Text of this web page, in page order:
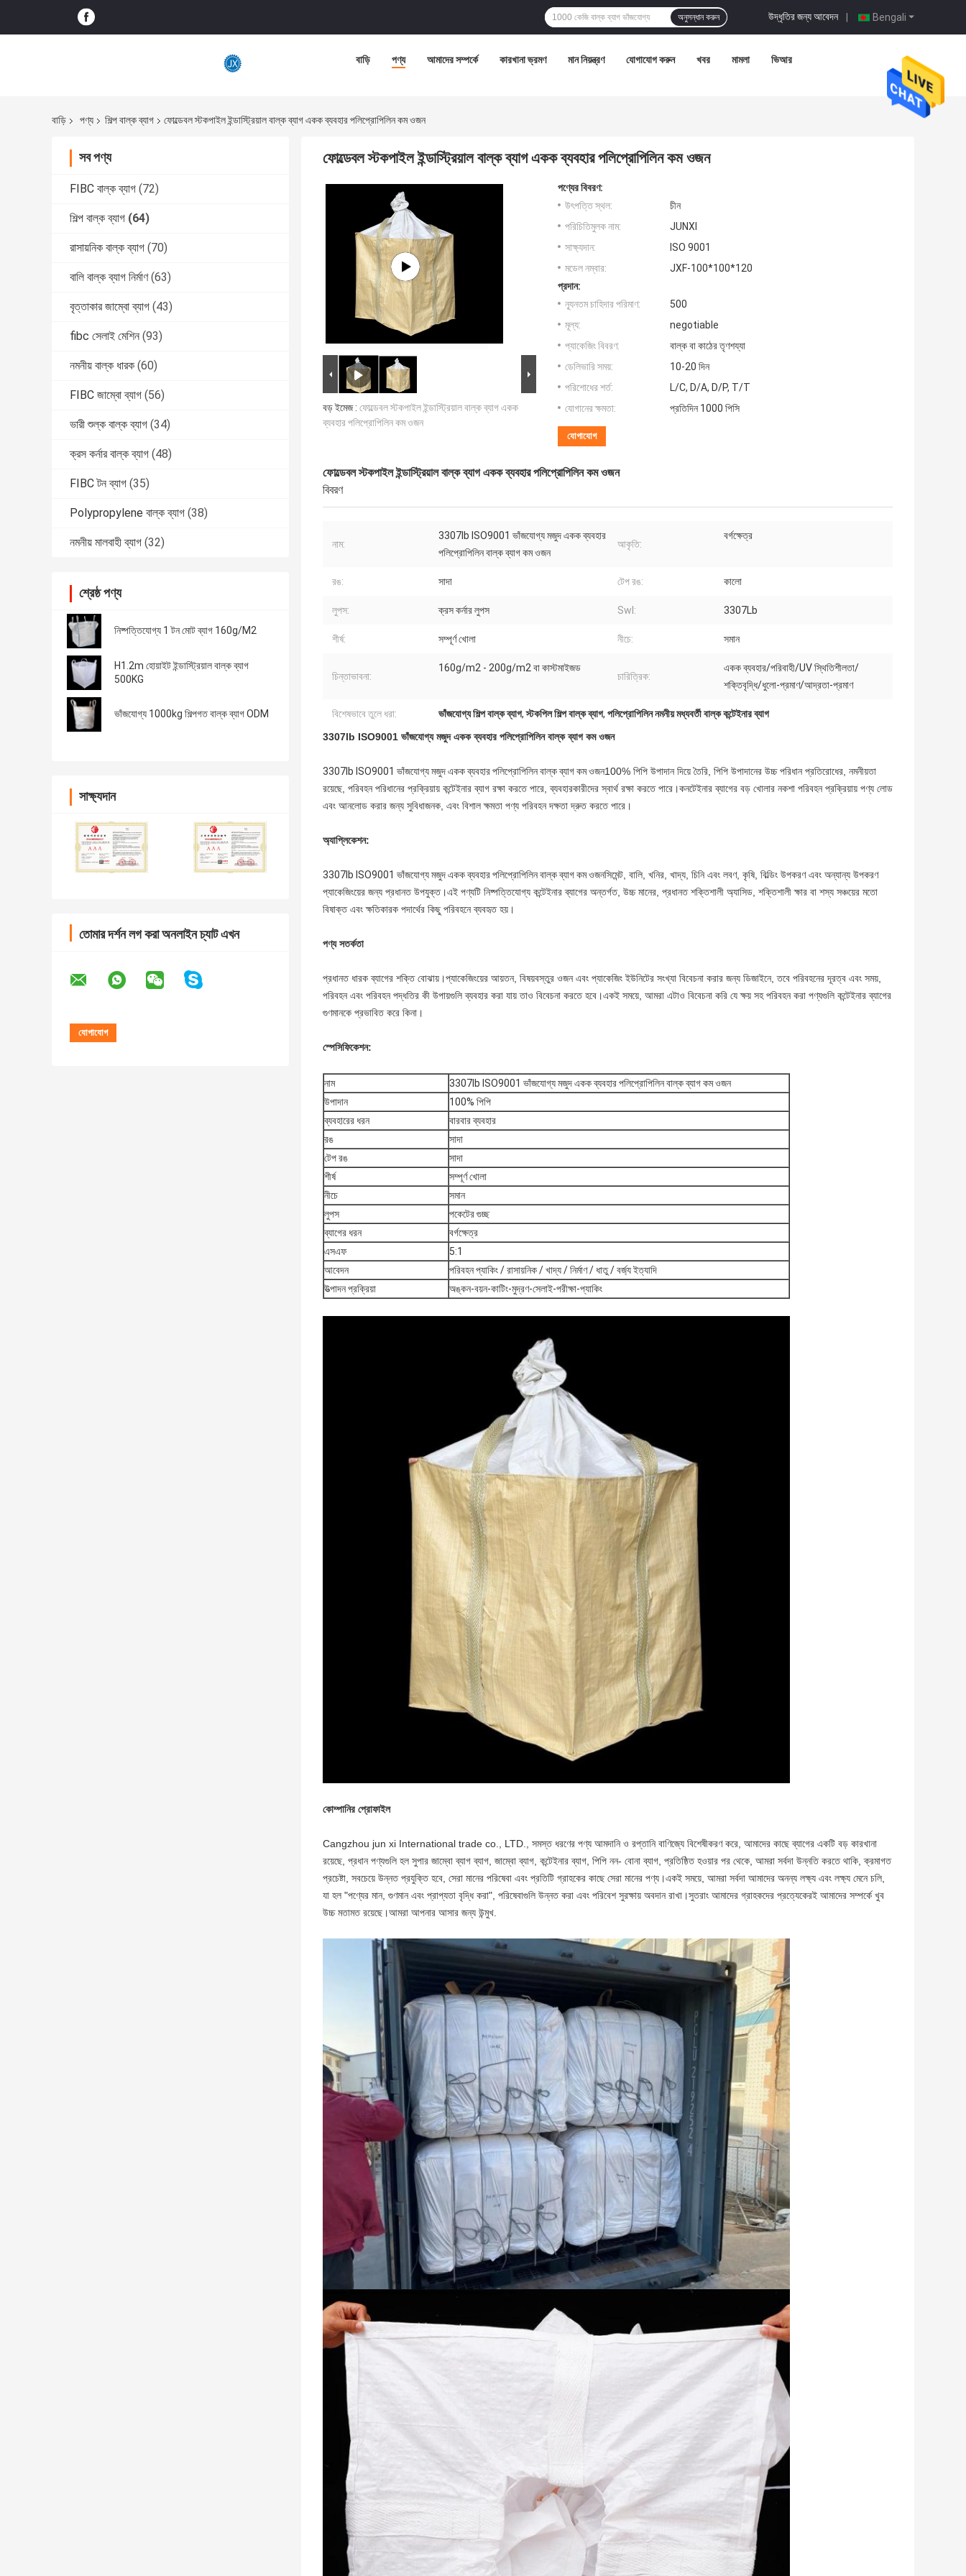
Bengali
উদ্ধৃতির জন্য আবেদন |
অনুসন্ধান করুন
বাড়ি পণ্য আমাদের সম্পর্কে কারখানা ভ্রমণ মান নিয়ন্ত্রণ যোগাযোগ করুন খবর মামলা ভিআর
বাড়ি পণ্য শিল্প বাল্ক ব্যাগ ফোল্ডেবল স্টকপাইল ইন্ডাস্ট্রিয়াল বাল্ক ব্যাগ একক ব্যবহার পলিপ্রোপিলিন কম ওজন
সব পণ্য
FIBC বাল্ক ব্যাগ (72)
শিল্প বাল্ক ব্যাগ (64)
রাসায়নিক বাল্ক ব্যাগ (70)
বালি বাল্ক ব্যাগ নির্মাণ (63)
বৃত্তাকার জাম্বো ব্যাগ (43)
fibc সেলাই মেশিন (93)
নমনীয় বাল্ক ধারক (60)
FIBC জাম্বো ব্যাগ (56)
ভারী শুল্ক বাল্ক ব্যাগ (34)
ক্রস কর্নার বাল্ক ব্যাগ (48)
FIBC টন ব্যাগ (35)
Polypropylene বাল্ক ব্যাগ (38)
নমনীয় মালবাহী ব্যাগ (32)
শ্রেষ্ঠ পণ্য
নিষ্পত্তিযোগ্য 1 টন মোট ব্যাগ 160g/M2
H1.2m হোয়াইট ইন্ডাস্ট্রিয়াল বাল্ক ব্যাগ
500KG
ভাঁজযোগ্য 1000kg শিল্পগত বাল্ক ব্যাগ ODM
সাক্ষ্যদান
তোমার দর্শন লগ করা অনলাইন চ্যাট এখন
ফোল্ডেবল স্টকপাইল ইন্ডাস্ট্রিয়াল বাল্ক ব্যাগ একক ব্যবহার পলিপ্রোপিলিন কম ওজন
বড় ইমেজ : ফোল্ডেবল স্টকপাইল ইন্ডাস্ট্রিয়াল বাল্ক ব্যাগ একক
ব্যবহার পলিপ্রোপিলিন কম ওজন
পণ্যের বিবরণ:
উৎপত্তি স্থল:
চীন
পরিচিতিমুলক নাম:
JUNXI
সাক্ষ্যদান:
ISO 9001
মডেল নম্বার:
JXF-100*100*120
প্রদান:
ন্যূনতম চাহিদার পরিমাণ:
500
মূল্য:
negotiable
প্যাকেজিং বিবরণ:
বাল্ক বা কাঠের তৃণশয্যা
ডেলিভারি সময়:
10-20 দিন
পরিশোধের শর্ত:
L/C, D/A, D/P, T/T
যোগানের ক্ষমতা:
প্রতিদিন 1000 পিসি
যোগাযোগ
ফোল্ডেবল স্টকপাইল ইন্ডাস্ট্রিয়াল বাল্ক ব্যাগ একক ব্যবহার পলিপ্রোপিলিন কম ওজন
বিবরণ
নাম:
3307lb ISO9001 ভাঁজযোগ্য মজুদ একক ব্যবহার
পলিপ্রোপিলিন বাল্ক ব্যাগ কম ওজন
আকৃতি:
বর্গক্ষেত্র
রঙ: সাদা টেপ রঙ: কালো
লুপস: ক্রস কর্নার লুপস Swl: 3307Lb
শীর্ষ: সম্পূর্ণ খোলা নীচে: সমান
চিন্তাভাবনা:
160g/m2 - 200g/m2 বা কাস্টমাইজড
চারিত্রিক:
একক ব্যবহার/পরিবাহী/UV স্থিতিশীলতা/
শক্তিবৃদ্ধি/ধুলো-প্রমাণ/আদ্রতা-প্রমাণ
বিশেষভাবে তুলে ধরা: ভাঁজযোগ্য শিল্প বাল্ক ব্যাগ,স্টকপিল শিল্প বাল্ক ব্যাগ, পলিপ্রোপিলিন নমনীয় মধ্যবর্তী বাল্ক কন্টেইনার ব্যাগ
3307lb ISO9001 ভাঁজযোগ্য মজুদ একক ব্যবহার পলিপ্রোপিলিন বাল্ক ব্যাগ কম ওজন
3307lb ISO9001 ভাঁজযোগ্য মজুদ একক ব্যবহার পলিপ্রোপিলিন বাল্ক ব্যাগ কম ওজন100% পিপি উপাদান দিয়ে তৈরি, পিপি উপাদানের উচ্চ পরিধান প্রতিরোধের, নমনীয়তা
রয়েছে, পরিবহন পরিধানের প্রক্রিয়ায় কন্টেইনার ব্যাগ রক্ষা করতে পারে, ব্যবহারকারীদের স্বার্থ রক্ষা করতে পারে।কনটেইনার ব্যাগের বড় খোলার নকশা পরিবহন প্রক্রিয়ায় পণ্য লোড
এবং আনলোড করার জন্য সুবিধাজনক, এবং বিশাল ক্ষমতা পণ্য পরিবহন দক্ষতা দ্রুত করতে পারে।
অ্যাপ্লিকেশন:
3307lb ISO9001 ভাঁজযোগ্য মজুদ একক ব্যবহার পলিপ্রোপিলিন বাল্ক ব্যাগ কম ওজনসিমেন্ট, বালি, খনির, খাদ্য, চিনি এবং লবণ, কৃষি, বিল্ডিং উপকরণ এবং অন্যান্য উপকরণ
প্যাকেজিংয়ের জন্য প্রধানত উপযুক্ত।এই পণ্যটি নিষ্পত্তিযোগ্য কন্টেইনার ব্যাগের অন্তর্গত, উচ্চ মানের, প্রধানত শক্তিশালী অ্যাসিড, শক্তিশালী ক্ষার বা শস্য সঞ্চয়ের মতো
বিষাক্ত এবং ক্ষতিকারক পদার্থের কিছু পরিবহনে ব্যবহৃত হয়।
পণ্য সতর্কতা
প্রধানত ধারক ব্যাগের শক্তি বোঝায়।প্যাকেজিংয়ের আয়তন, বিষয়বস্তুর ওজন এবং প্যাকেজিং ইউনিটের সংখ্যা বিবেচনা করার জন্য ডিজাইনে, তবে পরিবহনের দূরত্ব এবং সময়,
পরিবহন এবং পরিবহন পদ্ধতির কী উপায়গুলি ব্যবহার করা যায় তাও বিবেচনা করতে হবে।একই সময়ে, আমরা এটাও বিবেচনা করি যে ক্ষয় সহ পরিবহন করা পণ্যগুলি কন্টেইনার ব্যাগের
গুণমানকে প্রভাবিত করে কিনা।
স্পেসিফিকেশন:
নাম
3307lb ISO9001 ভাঁজযোগ্য মজুদ একক ব্যবহার পলিপ্রোপিলিন বাল্ক ব্যাগ কম ওজন
উপাদান
100% পিপি
ব্যবহারের ধরন
বারবার ব্যবহার
রঙ
সাদা
টেপ রঙ
সাদা
শীর্ষ
সম্পূর্ণ খোলা
নীচে
সমান
লুপস
পকেটের গুচ্ছ
ব্যাগের ধরন
বর্গক্ষেত্র
এসএফ
5:1
আবেদন
পরিবহন প্যাকিং / রাসায়নিক / খাদ্য / নির্মাণ / ধাতু / বর্জ্য ইত্যাদি
উত্পাদন প্রক্রিয়া
অঙ্কন-বয়ন-কাটিং-মুদ্রণ-সেলাই-পরীক্ষা-প্যাকিং
কোম্পানির প্রোফাইল
Cangzhou jun xi International trade co., LTD., সমস্ত ধরণের পণ্য আমদানি ও রপ্তানি বাণিজ্যে বিশেষীকরণ করে, আমাদের কাছে ব্যাগের একটি বড় কারখানা
রয়েছে, প্রধান পণ্যগুলি হল সুপার জাম্বো ব্যাগ ব্যাগ, জাম্বো ব্যাগ, কন্টেইনার ব্যাগ, পিপি নন- বোনা ব্যাগ, প্রতিষ্ঠিত হওয়ার পর থেকে, আমরা সর্বদা উন্নতি করতে থাকি, ক্রমাগত
প্রচেষ্টা, সবচেয়ে উন্নত প্রযুক্তি হবে, সেরা মানের পরিষেবা এবং প্রতিটি গ্রাহকের কাছে সেরা মানের পণ্য।একই সময়ে, আমরা সর্বদা আমাদের অনন্য লক্ষ্য এবং লক্ষ্য মেনে চলি,
যা হল "পণ্যের মান, গুণমান এবং প্রাপ্যতা বৃদ্ধি করা", পরিষেবাগুলি উন্নত করা এবং পরিবেশ সুরক্ষায় অবদান রাখা।সুতরাং আমাদের গ্রাহকদের প্রত্যেকেরই আমাদের সম্পর্কে খুব
উচ্চ মতামত রয়েছে।আমরা আপনার আসার জন্য উন্মুখ.